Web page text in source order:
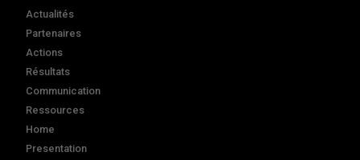
Actualités
Partenaires
Actions
Résultats
Communication
Ressources
Home
Presentation